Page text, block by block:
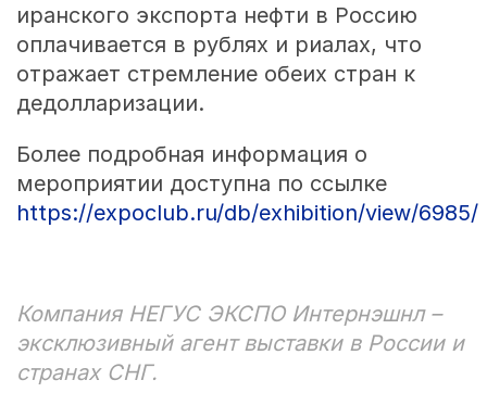
иранского экспорта нефти в Россию
оплачивается в рублях и риалах, что
отражает стремление обеих стран к
дедолларизации.
Более подробная информация о
мероприятии доступна по ссылке
https://expoclub.ru/db/exhibition/view/6985/
Компания НЕГУС ЭКСПО Интернэшнл –
эксклюзивный агент выставки в России и
странах СНГ.